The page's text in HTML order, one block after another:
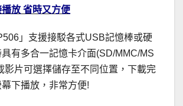
放 省時又方便
」支援接駁各式USB記憶棒或硬
有多合一記憶卡介面(SD/MMC/MS
影片可選擇儲存至不同位置，下載完
下播放，非常方便!